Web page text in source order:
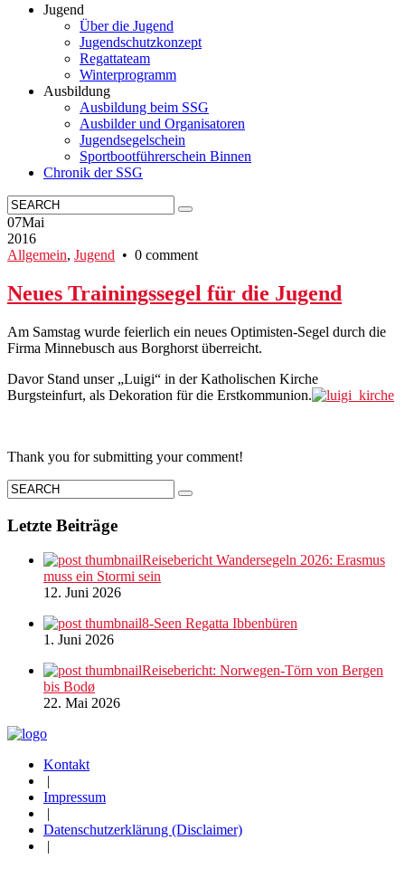
Jugend
Über die Jugend
Jugendschutzkonzept
Regattateam
Winterprogramm
Ausbildung
Ausbildung beim SSG
Ausbilder und Organisatoren
Jugendsegelschein
Sportbootführerschein Binnen
Chronik der SSG
07Mai
2016
Allgemein, Jugend • 0 comment
Neues Trainingssegel für die Jugend
Am Samstag wurde feierlich ein neues Optimisten-Segel durch die
Firma Minnebusch aus Borghorst überreicht.
Davor Stand unser „Luigi“ in der Katholischen Kirche
Burgsteinfurt, als Dekoration für die Erstkommunion.
Thank you for submitting your comment!
Letzte Beiträge
Reisebericht Wandersegeln 2026: Erasmus
muss ein Stormi sein
12. Juni 2026
8-Seen Regatta Ibbenbüren
1. Juni 2026
Reisebericht: Norwegen-Törn von Bergen
bis Bodø
22. Mai 2026
Kontakt
|
Impressum
|
Datenschutzerklärung (Disclaimer)
|